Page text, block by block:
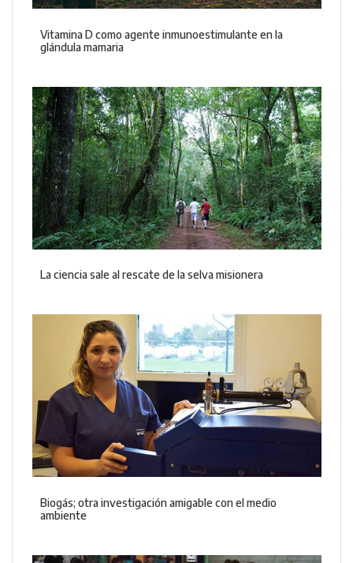
Vitamina D como agente inmunoestimulante en la
glándula mamaria
La ciencia sale al rescate de la selva misionera
Biogás; otra investigación amigable con el medio
ambiente